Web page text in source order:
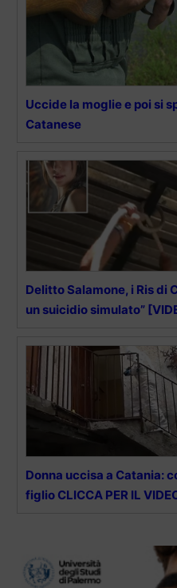
Uccide la moglie e poi si
Catanese
Delitto Salamone, i Ris di
un suicidio simulato”
Donna uccisa a Catania:
figlio CLICCA PER IL